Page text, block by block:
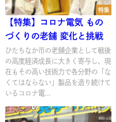
特集
【特集】コロナ電気 もの
づくりの老舗 変化と挑戦
ひたちなか市の老舗企業として戦後
の高度経済成長に大きく寄与し、現
在もその高い技術力で各分野の「な
くてはならない」製品を造り続けて
いるコロナ電...